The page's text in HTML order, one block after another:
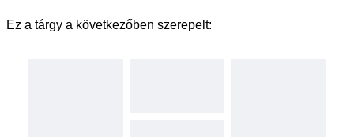
Ez a tárgy a következőben szerepelt: